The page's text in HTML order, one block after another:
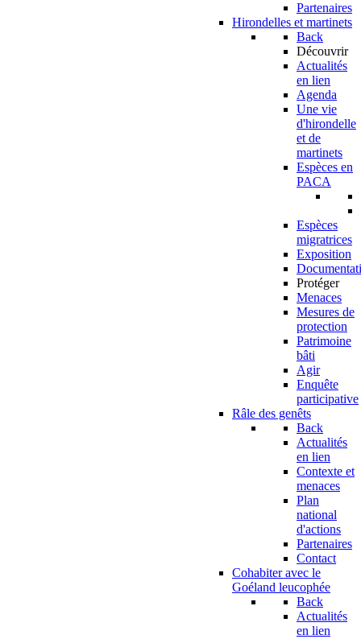
Partenaires
Hirondelles et martinets
Back
Découvrir
Actualités
en lien
Agenda
Une vie
d'hirondelle
et de
martinets
Espèces en
PACA
Espèces
migratrices
Exposition
Protéger
Menaces
Mesures de
protection
Patrimoine
bâti
Agir
Enquête
participative
Râle des genêts
Back
Actualités
en lien
Contexte et
menaces
Plan
national
d'actions
Partenaires
Contact
Cohabiter avec le
Goéland leucophée
Back
Actualités
en lien